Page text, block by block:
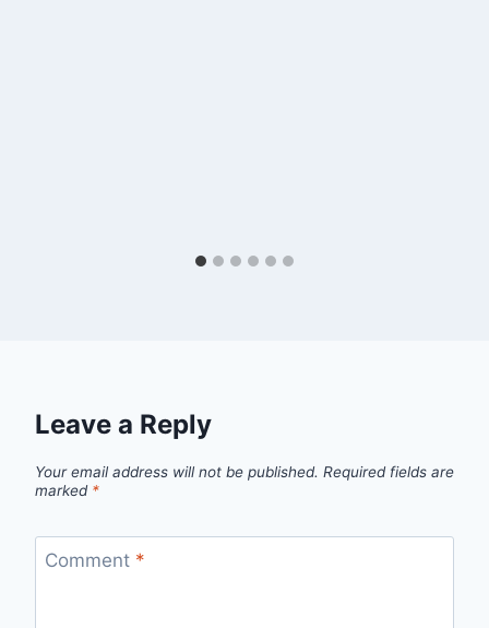
Leave a Reply
Your email address will not be published. Required fields are
marked *
Comment *